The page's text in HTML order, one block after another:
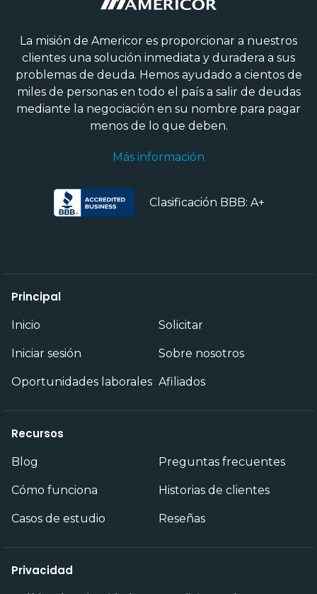
La misión de Americor es proporcionar a nuestros
clientes una solución inmediata y duradera a sus
problemas de deuda. Hemos ayudado a cientos de
miles de personas en todo el país a salir de deudas
mediante la negociación en su nombre para pagar
menos de lo que deben.
Más información
Clasificación BBB: A+
Principal
Inicio Solicitar
Iniciar sesión Sobre nosotros
Oportunidades laborales Afiliados
Recursos
Blog Preguntas frecuentes
Cómo funciona Historias de clientes
Casos de estudio Reseñas
Privacidad